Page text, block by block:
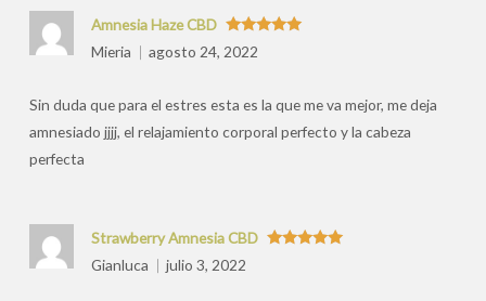
Valorado
con5
Amnesia Haze CBD
Mieria
agosto 24, 2022
Sin duda que para el estres esta es la que me va mejor, me deja
amnesiado jjjj, el relajamiento corporal perfecto y la cabeza
perfecta
Strawberry Amnesia CBD
Gianluca
julio 3, 2022